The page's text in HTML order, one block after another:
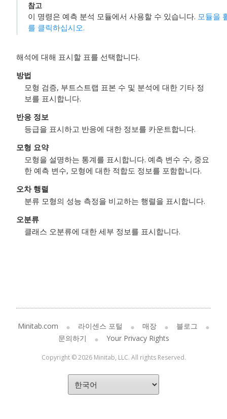
참고
이 명령은 예측 분석 모듈에서 사용할 수 있습니다. 모듈을
를 클릭하십시오.
해석에 대해 표시할 표를 선택합니다.
방법
모형 검증, 부트스트랩 표본 수 및 분석에 대한 기타 정
보를 표시합니다.
반응 정보
등급을 표시하고 반응에 대한 정보를 카운트합니다.
모형 요약
모형을 설명하는 통계를 표시합니다. 예측 변수 수, 중요
한 예측 변수, 모형에 대한 적합도 정보를 포함합니다.
오차 행렬
분류 모형의 성능 측정을 비교하는 행렬을 표시합니다.
오분류
클래스 오분류에 대한 세부 정보를 표시합니다.
Minitab.com 라이센스 포털 매장
블로그
문의하기
Your Privacy Rights
Copyright © 2026 Minitab, LLC. All rights Reserved.